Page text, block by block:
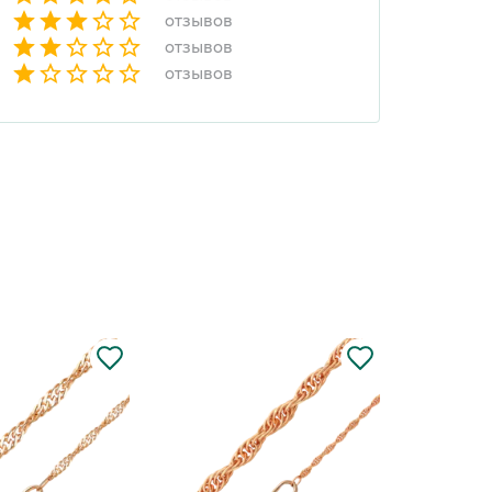
отзывов
отзывов
отзывов